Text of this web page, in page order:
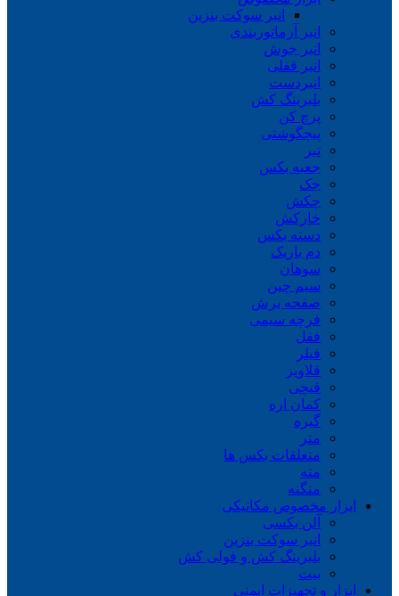
انبر سوکت بنزین
انبر آرماتوربندی
انبر جوش
انبر قفلی
انبردست
بلبرینگ کش
پرچ کن
پیچگوشتی
تبر
جعبه بکس
جک
چکش
خارکش
دسته بکس
دم باریک
سوهان
سیم چین
صفحه برش
فرچه سیمی
ففل
فیلر
قلاویز
قیچی
کمان اره
گیره
متر
متعلقات بکس ها
مته
منگنه
ابزار مخصوص مکانیکی
آلن بکسی
انبر سوکت بنزین
بلبرینگ کش و فولی کش
بیت
ابزار و تجهیزات ایمنی